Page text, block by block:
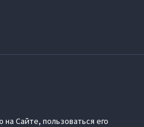
Сайте, пользоваться его